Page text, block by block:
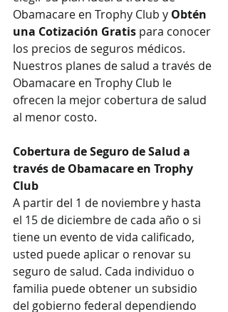
Obamacare en Trophy Club y Obtén
una Cotización Gratis para conocer
los precios de seguros médicos.
Nuestros planes de salud a través de
Obamacare en Trophy Club le
ofrecen la mejor cobertura de salud
al menor costo.
Cobertura de Seguro de Salud a
través de Obamacare en Trophy
Club
A partir del 1 de noviembre y hasta
el 15 de diciembre de cada año o si
tiene un evento de vida calificado,
usted puede aplicar o renovar su
seguro de salud. Cada individuo o
familia puede obtener un subsidio
del gobierno federal dependiendo